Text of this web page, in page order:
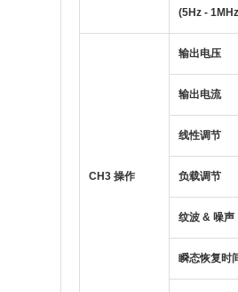
(5Hz -
CH3 操作
输出电压
输出电流
线性调节
负载调节
纹波 & 噪声
瞬态恢复时